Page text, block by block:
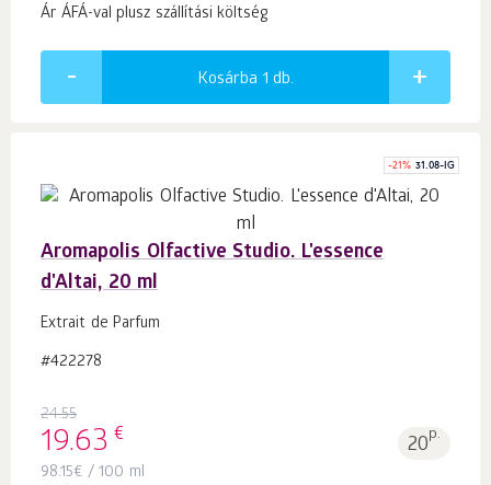
Ár ÁFÁ-val plusz szállítási költség
Kosárba 1 db.
-21% 31.08-IG
Aromapolis Olfactive Studio. L'essence
d'Altai, 20 ml
Extrait de Parfum
#422278
24.55
19.63 € 20p.
98.15€ / 100 ml